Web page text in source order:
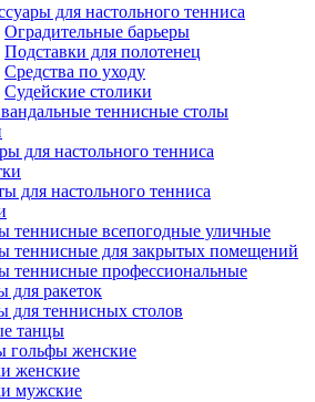
для настольного тенниса
Оградительные барьеры
Подставки для полотенец
Средства по уходу
Судейские столики
теннисные столы
для настольного тенниса
для настольного тенниса
теннисные всепогодные уличные
теннисные для закрытых помещений
теннисные профессиональные
для ракеток
для теннисных столов
танцы
гольфы женские
женские
мужские